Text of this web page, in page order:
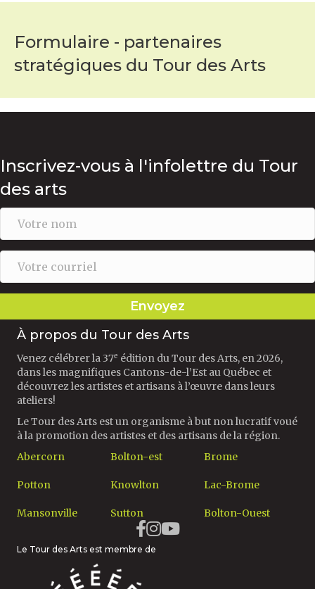
Formulaire - partenaires
stratégiques du Tour des Arts
Inscrivez-vous à l'infolettre du Tour
des arts
Envoyez
À propos du Tour des Arts
Venez célébrer la 37e édition du Tour des Arts, en 2026,
dans les magnifiques Cantons-de-l’Est au Québec et
découvrez les artistes et artisans à l’œuvre dans leurs
ateliers!
Le Tour des Arts est un organisme à but non lucratif voué
à la promotion des artistes et des artisans de la région.
Abercorn
Potton
Mansonville
Bolton-est
Knowlton
Sutton
Brome
Lac-Brome
Bolton-Ouest
Le Tour des Arts est membre de